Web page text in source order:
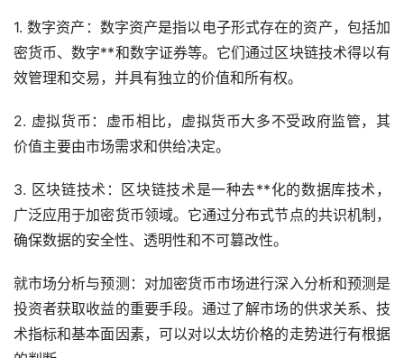
1. 数字资产：数字资产是指以电子形式存在的资产，包括加
密货币、数字**和数字证券等。它们通过区块链技术得以有
效管理和交易，并具有独立的价值和所有权。
2. 虚拟货币 ：虚币相比，虚拟货币大多不受政府监管，其
价值主要由市场需求和供给决定。
3. 区块链技术：区块链技术是一种去**化的数据库技术，
广泛应用于加密货币领域。它通过分布式节点的共识机制，
确保数据的安全性、透明性和不可篡改性。
就市场分析与预测：对加密货币市场进行深入分析和预测是
投资者获取收益的重要手段。通过了解市场的供求关系、技
术指标和基本面因素，可以对以太坊价格的走势进行有根据